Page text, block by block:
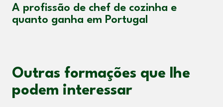
A profissão de chef de cozinha e
quanto ganha em Portugal
Outras formações que lhe
podem interessar